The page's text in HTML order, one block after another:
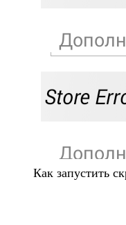
Как запустить